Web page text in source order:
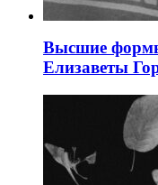
Высшие
Елизаветы